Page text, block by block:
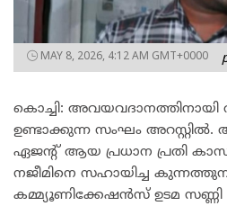
MAY 8, 2026, 4:12 AM GMT+0000
കൊച്ചി: അവയവദാനത്തിനായി
ഉണ്ടാക്കുന്ന സംഘം അറസ്റ്റിൽ.
ഏജന്റ് ആയ പ്രധാന പ്രതി
നജീമിനെ സഹായിച്ച
കമ്മ്യൂണിക്കേഷൻസ് ഉടമ സണ്ണി